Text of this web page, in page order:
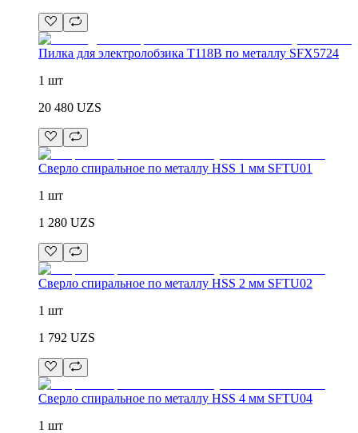
Пилка для электролобзика T118B по металлу SFX5724
1 шт
20 480 UZS
Сверло спиральное по металлу HSS 1 мм SFTU01
1 шт
1 280 UZS
Сверло спиральное по металлу HSS 2 мм SFTU02
1 шт
1 792 UZS
Сверло спиральное по металлу HSS 4 мм SFTU04
1 шт